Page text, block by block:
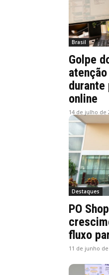
Brasil
Golpe
online
14 de julho de
Destaques
PO
fluxo
11 de junho de